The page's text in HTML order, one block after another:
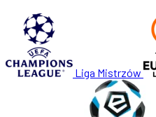
Liga Mistrzów